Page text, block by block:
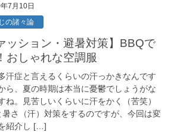
7月10日
の諸々論
おしゃれな空調服
汗症と言えるくらいの汗っかきなんです
ら、夏の時期は本当に憂鬱でしょうがな
ね。見苦しいくらいに汗をかく（苦笑）
暑さ（汗）対策をするのですが、今回は変
紹介し […]